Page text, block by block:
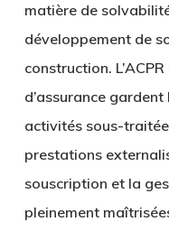
matière de
développement de
construction.
d’assurance
activités sous-
prestations
souscription et la
pleinement